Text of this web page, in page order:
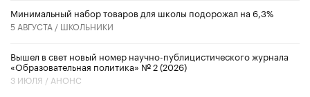
Минимальный набор товаров для школы подорожал на 6,3%
5 АВГУСТА / ШКОЛЬНИКИ
Вышел в свет новый номер научно-публицистического журнала
«Образовательная политика» № 2 (2026)
3 ИЮЛЯ / АНОНС